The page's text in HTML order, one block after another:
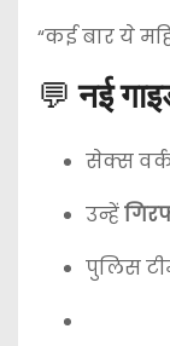
“कई बार ये
💬नई
सेक्स
उन्हें
पुलिस